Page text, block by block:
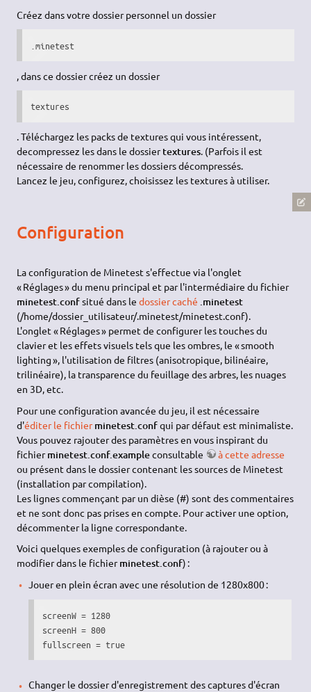
Créez dans votre dossier personnel un dossier
.minetest
, dans ce dossier créez un dossier
textures
. Téléchargez les packs de textures qui vous intéressent,
decompressez les dans le dossiertextures. (Parfois il est
nécessaire de renommer les dossiers décompressés.
Lancez le jeu, configurez, choisissez les textures à utiliser.
Configuration
La configuration de Minetest s'effectue via l'onglet
« Réglages » du menu principal et par l'intermédiaire du fichier
minetest.confsitué dans ledossier caché .minetest
(/home/dossier_utilisateur/.minetest/minetest.conf).
L'onglet « Réglages » permet de configurer les touches du
clavier et les effets visuels tels que les ombres, le « smooth
lighting », l'utilisation de filtres (anisotropique, bilinéaire,
trilinéaire), la transparence du feuillage des arbres, les nuages
en 3D, etc.
Pour une configuration avancée du jeu, il est nécessaire
d'éditer le fichier minetest.confqui par défaut est minimaliste.
Vous pouvez rajouter des paramètres en vous inspirant du
fichierminetest.conf.exampleconsultable
à cette adresse
ou présent dans le dossier contenant les sources de Minetest
(installation par compilation).
Les lignes commençant par un dièse (#) sont des commentaires
et ne sont donc pas prises en compte. Pour activer une option,
décommenter la ligne correspondante.
Voici quelques exemples de configuration (à rajouter ou à
modifier dans le fichierminetest.conf) :
Jouer en plein écran avec une résolution de 1280x800 :
screenW = 1280
screenH = 800
fullscreen = true
Changer le dossier d'enregistrement des captures d'écran